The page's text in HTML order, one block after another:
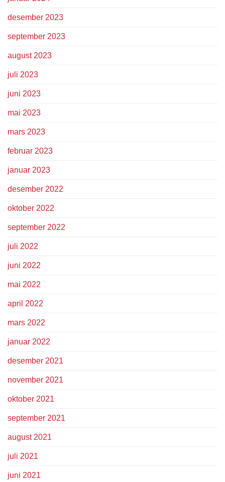
desember 2023
september 2023
august 2023
juli 2023
juni 2023
mai 2023
mars 2023
februar 2023
januar 2023
desember 2022
oktober 2022
september 2022
juli 2022
juni 2022
mai 2022
april 2022
mars 2022
januar 2022
desember 2021
november 2021
oktober 2021
september 2021
august 2021
juli 2021
juni 2021